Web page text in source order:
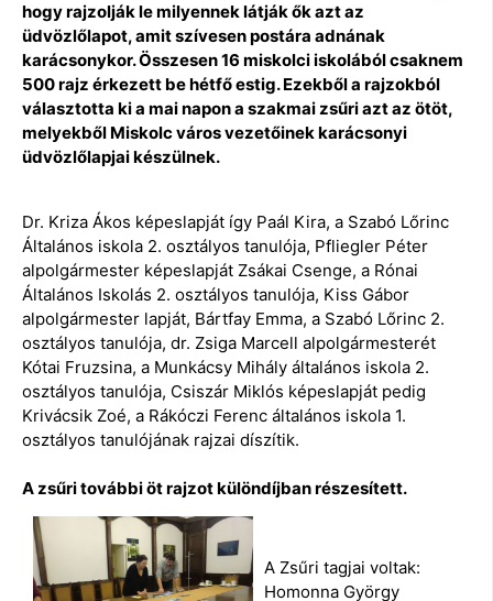
hogy rajzolják le milyennek látják ők azt az
üdvözlőlapot, amit szívesen postára adnának
karácsonykor. Összesen 16 miskolci iskolából csaknem
500 rajz érkezett be hétfő estig. Ezekből a rajzokból
választotta ki a mai napon a szakmai zsűri azt az ötöt,
melyekből Miskolc város vezetőinek karácsonyi
üdvözlőlapjai készülnek.
Dr. Kriza Ákos képeslapját így Paál Kira, a Szabó Lőrinc
Általános iskola 2. osztályos tanulója, Pfliegler Péter
alpolgármester képeslapját Zsákai Csenge, a Rónai
Általános Iskolás 2. osztályos tanulója, Kiss Gábor
alpolgármester lapját, Bártfay Emma, a Szabó Lőrinc 2.
osztályos tanulója, dr. Zsiga Marcell alpolgármesterét
Kótai Fruzsina, a Munkácsy Mihály általános iskola 2.
osztályos tanulója, Csiszár Miklós képeslapját pedig
Krivácsik Zoé, a Rákóczi Ferenc általános iskola 1.
osztályos tanulójának rajzai díszítik.
A zsűri további öt rajzot különdíjban részesített.
A Zsűri tagjai voltak:
Homonna György